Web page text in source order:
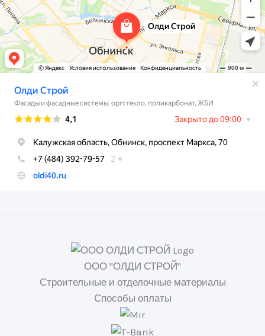
ООО "ОЛДИ СТРОЙ"
Строительные и отделочные материалы
Способы оплаты